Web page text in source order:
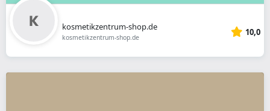
kosmetikzentrum-shop.de
kosmetikzentrum-shop.de 10,0